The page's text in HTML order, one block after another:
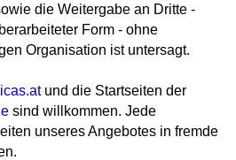
die Weitergabe an Dritte -
Form - ohne
Organisation ist untersagt.
und die Startseiten der
sind willkommen. Jede
unseres Angebotes in fremde